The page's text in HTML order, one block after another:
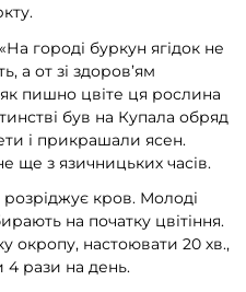
городі буркун ягідок не
а от зі здоров’ям
пишно цвіте ця рослина
був на Купала обряд
і прикрашали ясен.
ще з язичницьких часів.
кров. Молоді
на початку цвітіння.
окропу, настоювати 20 хв.,
4 рази на день.